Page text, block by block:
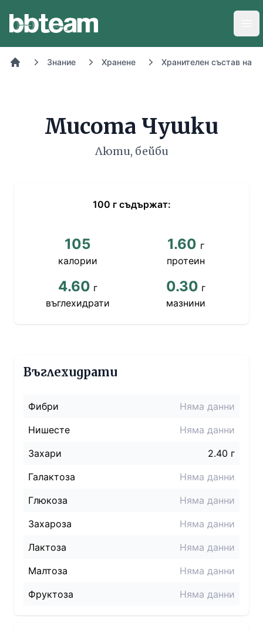
Знание Хранене Хранителен състав на
Мисота Чушки
Люти, бейби
100 г съдържат:
105
калории
1.60 г
протеин
4.60 г
въглехидрати
0.30 г
мазнини
Въглехидрати
Фибри
Няма данни
Нишесте
Няма данни
Захари
2.40 г
Галактоза
Няма данни
Глюкоза
Няма данни
Захароза
Няма данни
Лактоза
Няма данни
Малтоза
Няма данни
Фруктоза
Няма данни